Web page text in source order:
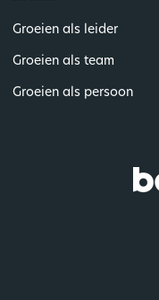
Groeien als leider
Groeien als team
Groeien als persoon